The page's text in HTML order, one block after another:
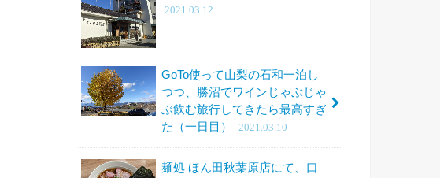
2021.03.12
GoTo使って山梨の石和一泊し
つつ、勝沼でワインじゃぶじゃ
ぶ飲む旅行してきたら最高すぎ
た（一日目）
2021.03.10
麺処 ほん田秋葉原店にて、口